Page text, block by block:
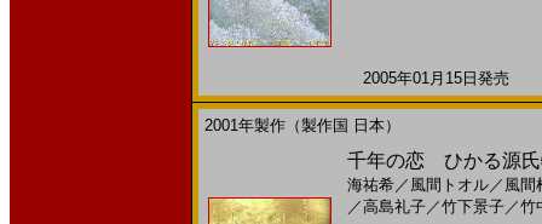
2005年01月15日発売
2001年製作（製作国 日本）
千年の恋 ひかる源氏
海祐希／ 風間トオル／ 風間
／高島礼子／竹下景子／竹